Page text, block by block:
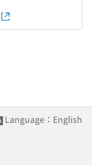
Language：English